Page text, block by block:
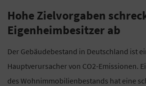
Hohe Zielvorgaben
Eigenheimbesitzer ab
Der Gebäudebestand in Deutschland ist
Hauptverursacher von CO2-Emissionen.
des Wohnimmobilienbestands hat eine